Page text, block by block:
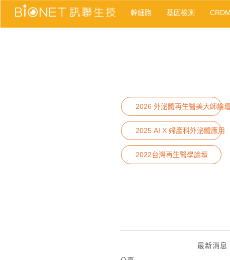
幹細胞 基因檢測
2026 外泌體再生醫美大師論
2025 AI X 婦產科外泌體應用
2022台灣再生醫學論壇
最新消息